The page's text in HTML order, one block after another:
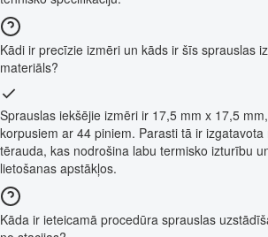
Kādi ir precīzie izmēri un kāds ir šīs sprauslas
materiāls?
Sprauslas iekšējie izmēri ir 17,5 mm x 17,5
korpusiem ar 44 piniem. Parasti tā ir izgatavota
tērauda, kas nodrošina labu termisko izturību
lietošanas apstākļos.
Kāda ir ieteicamā procedūra sprauslas